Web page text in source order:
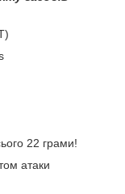
22 грами!
атаки